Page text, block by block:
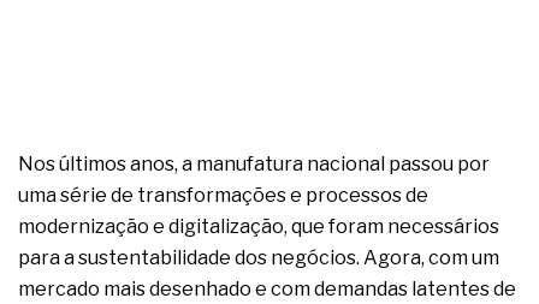
Nos últimos anos, a manufatura nacional passou por
uma série de transformações e processos de
modernização e digitalização, que foram necessários
para a sustentabilidade dos negócios. Agora, com um
mercado mais desenhado e com demandas latentes de